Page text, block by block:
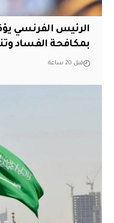
الرئيس الفرنسي
بمكافحة الفساد
قبل 20 ساعة